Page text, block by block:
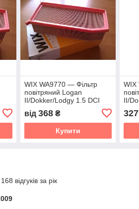
WIX WA9770 — Фільтр
повітряний Logan
II/Dokker/Lodgy 1.5 DCI
від 368₴
Купити
WIX
II/
327
відгуків за рік